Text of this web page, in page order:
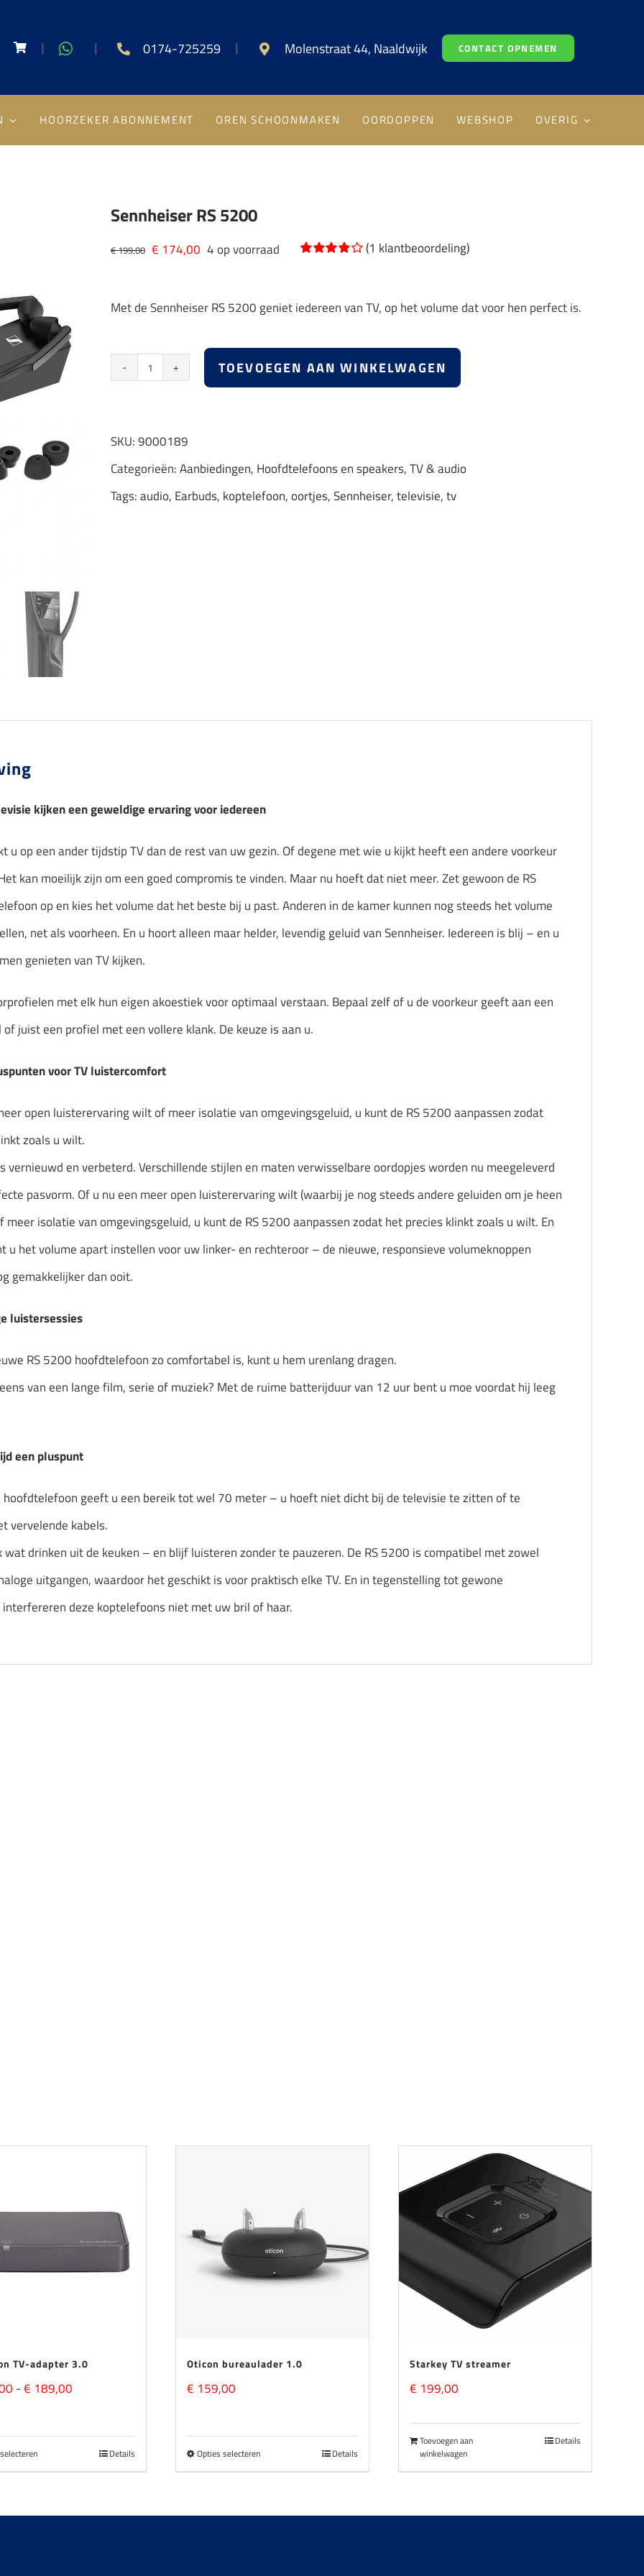
| | 0174-725259 | Molenstraat 44, Naaldwijk CONTACT OPNEMEN
HOORZEKER ABONNEMENT OREN SCHOONMAKEN OORDOPPEN WEBSHOP OVERIG
Sennheiser RS 5200
€199,00 Oorspronkelijke
was:
€ 174,00 Huidige
is:
4 op voorraad
opklant
waardering
(1 klantbeoordeling)
Met de Sennheiser RS 5200 geniet iedereen van TV, op het volume dat voor hen perfect is.
Sennheiser
5200
aantal
TOEVOEGEN AAN WINKELWAGEN
SKU:9000189
Categorieën:Aanbiedingen, Hoofdtelefoons en speakers,TV & audio
Tags:audio, Earbuds, koptelefoon,oortjes,Sennheiser,televisie,tv
kijken een geweldige ervaring voor iedereen
u op een ander tijdstip TV dan de rest van uw gezin. Of degene met wie u kijkt heeft een andere voorkeur
kan moeilijk zijn om een goed compromis te vinden. Maar nu hoeft dat niet meer. Zet gewoon de RS
op en kies het volume dat het beste bij u past. Anderen in de kamer kunnen nog steeds het volume
net als voorheen. En u hoort alleen maar helder, levendig geluid van Sennheiser. Iedereen is blij – en u
genieten van TV kijken.
met elk hun eigen akoestiek voor optimaal verstaan. Bepaal zelf of u de voorkeur geeft aan een
juist een profiel met een vollere klank. De keuze is aan u.
voor TV luistercomfort
open luisterervaring wilt of meer isolatie van omgevingsgeluid, u kunt de RS 5200 aanpassen zodat
zoals u wilt.
vernieuwd en verbeterd. Verschillende stijlen en maten verwisselbare oordopjes worden nu meegeleverd
pasvorm. Of u nu een meer open luisterervaring wilt (waarbij je nog steeds andere geluiden om je heen
meer isolatie van omgevingsgeluid, u kunt de RS 5200 aanpassen zodat het precies klinkt zoals u wilt. En
u het volume apart instellen voor uw linker- en rechteroor – de nieuwe, responsieve volumeknoppen
gemakkelijker dan ooit.
luistersessies
RS 5200 hoofdtelefoon zo comfortabel is, kunt u hem urenlang dragen.
van een lange film, serie of muziek? Met de ruime batterijduur van 12 uur bent u moe voordat hij leeg
een pluspunt
hoofdtelefoon geeft u een bereik tot wel 70 meter – u hoeft niet dicht bij de televisie te zitten of te
vervelende kabels.
wat drinken uit de keuken – en blijf luisteren zonder te pauzeren. De RS 5200 is compatibel met zowel
uitgangen, waardoor het geschikt is voor praktisch elke TV. En in tegenstelling tot gewone
deze koptelefoons niet met uw bril of haar.
TV-adapter 3.0
-€ 189,00
tot
€ 189,00
Dit
heeft
Details
Oticon bureaulader 1.0
€ 159,00
Opties selecterenDit
heeft
Details
Starkey TV streamer
€ 199,00
Toevoegen aan
winkelwagen
Details